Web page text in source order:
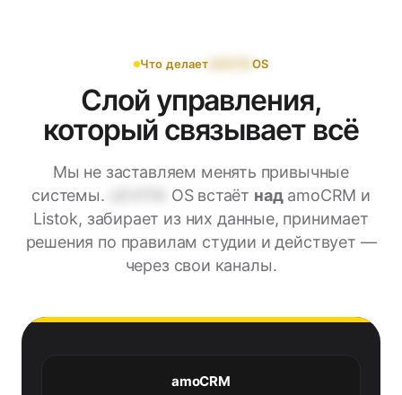
Что делает OS
Слой управления,
который связывает всё
Мы не заставляем менять привычные
системы.
OS встаёт надamoCRM и
Listok, забирает из них данные, принимает
решения по правилам студии и действует —
через свои каналы.
amoCRM